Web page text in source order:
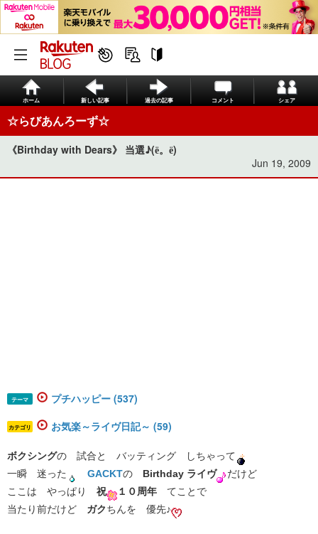
ホーム 新しい記事 過去の記事 コメント シェア
☆らびあんろーず☆
《Birthday with Dears》 当選♪(ё。ё)
Jun 19, 2009
テーマ プチハッピー (537)
カテゴリ お気楽～ライヴ日記～ (59)
ボクシングの 試合と バッティング しちゃって
一瞬 迷った
GACKTの Birthday ライヴ
だけど
ここは やっぱり 祝 １０周年 てことで
当たり前だけど ガクちんを 優先♪